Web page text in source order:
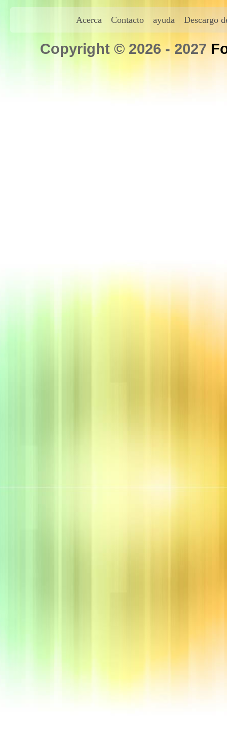
Acerca Contacto ayuda Descargo
Copyright © 2026 - 2027